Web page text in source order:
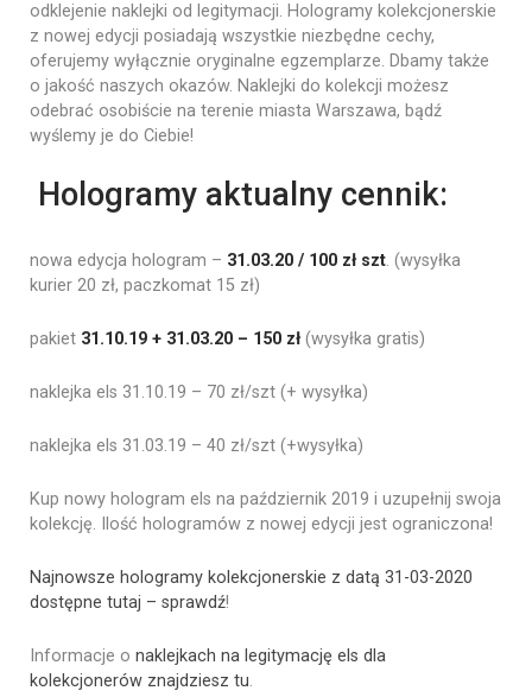
odklejenie naklejki od legitymacji. Hologramy kolekcjonerskie
z nowej edycji posiadają wszystkie niezbędne cechy,
oferujemy wyłącznie oryginalne egzemplarze. Dbamy także
o jakość naszych okazów. Naklejki do kolekcji możesz
odebrać osobiście na terenie miasta Warszawa, bądź
wyślemy je do Ciebie!
Hologramy aktualny cennik:
nowa edycja hologram – 31.03.20 / 100 zł szt. (wysyłka
kurier 20 zł, paczkomat 15 zł)
pakiet 31.10.19 + 31.03.20 – 150 zł(wysyłka gratis)
naklejka els 31.10.19 – 70 zł/szt (+ wysyłka)
naklejka els 31.03.19 – 40 zł/szt (+wysyłka)
Kup nowy hologram els na październik 2019 i uzupełnij swoja
kolekcję. Ilość hologramów z nowej edycji jest ograniczona!
Najnowsze hologramy kolekcjonerskie z datą 31-03-2020
dostępne tutaj – sprawdź!
Informacje o naklejkach na legitymację els dla
kolekcjonerów znajdziesz tu.